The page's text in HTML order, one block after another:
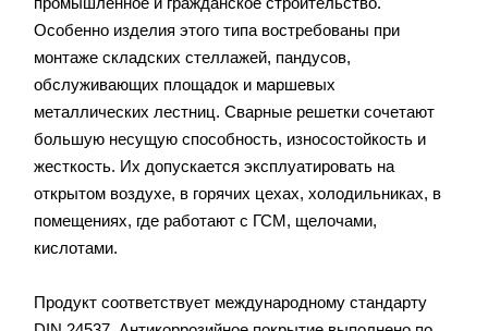
Особенно изделия этого типа востребованы при
монтаже складских стеллажей, пандусов,
обслуживающих площадок и маршевых
металлических лестниц. Сварные решетки сочетают
большую несущую способность, износостойкость и
жесткость. Их допускается эксплуатировать на
открытом воздухе, в горячих цехах, холодильниках, в
помещениях, где работают с ГСМ, щелочами,
кислотами.
Продукт соответствует международному стандарту